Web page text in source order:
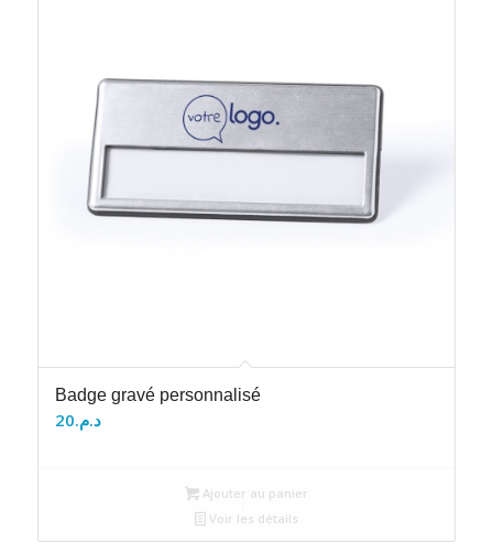
Badge gravé personnalisé
د.م.20
Ajouter au panier
Voir les détails